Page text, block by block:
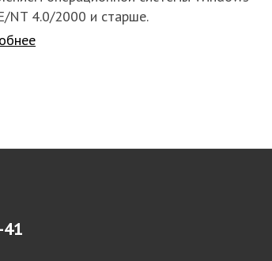
NT 4.0/2000 и старше.